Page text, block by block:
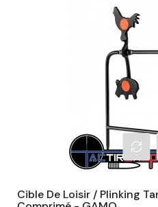
Cible De Loisir / Plinking